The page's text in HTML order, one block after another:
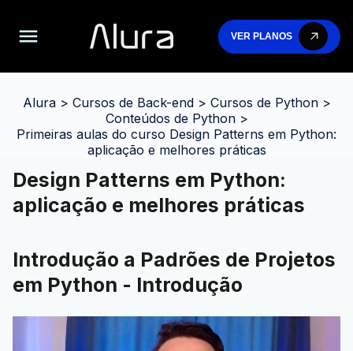
VER PLANOS
Alura> Cursos de Back-end> Cursos de Python>
Conteúdos de Python>
Primeiras aulas do curso Design Patterns em Python:
aplicação e melhores práticas
Design Patterns em Python:
aplicação e melhores práticas
Introdução a Padrões de Projetos
em Python - Introdução